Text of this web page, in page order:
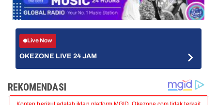
Live Now
OKEZONE LIVE 24 JAM